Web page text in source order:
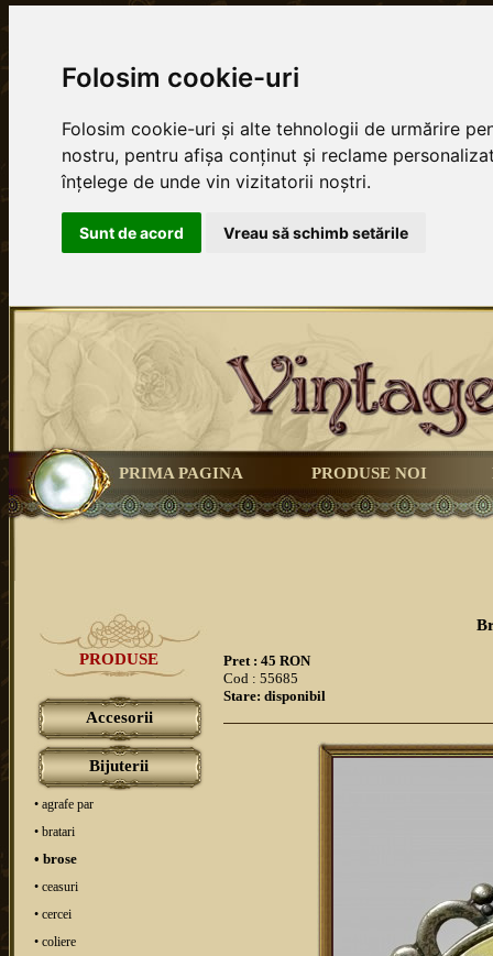
Folosim cookie-uri
Folosim cookie-uri și alte tehnologii de urmărire
nostru, pentru afișa conținut și reclame
înțelege de unde vin vizitatorii noștri.
Sunt de acord Vreau să schimb setările
PRIMA PAGINA PRODUSE NOI
PRODUSE
Accesorii
Bijuterii
• agrafe par
• bratari
• brose
• ceasuri
• cercei
• coliere
Pret : 45 RON
Cod : 55685
Stare: disponibil